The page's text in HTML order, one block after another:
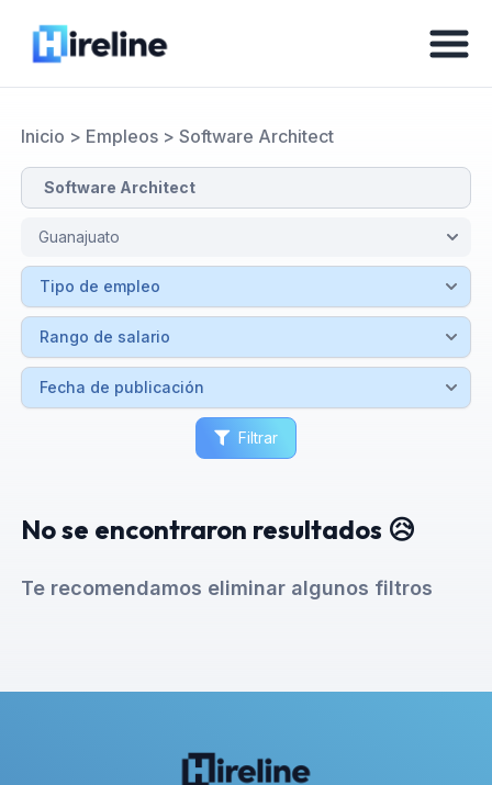
Inicio > Empleos> Software Architect
Filtrar
No se encontraron resultados 😥
Te recomendamos eliminar algunos filtros